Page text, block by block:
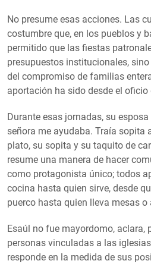
No presume esas acciones. Las
costumbre que, en los pueblos y
permitido que las fiestas
presupuestos institucionales,
del compromiso de familias
aportación ha sido desde el
Durante esas jornadas, su
señora me ayudaba. Traía sopita
plato, su sopita y su taquito de
resume una manera de hacer
como protagonista único; todos
cocina hasta quien sirve, desde
puerco hasta quien lleva mesas o
Esaúl no fue mayordomo, aclara,
personas vinculadas a las
responde en la medida de sus